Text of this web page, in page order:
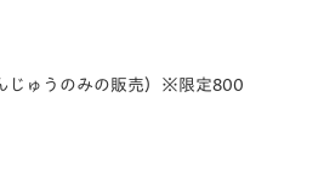
じゅうのみの販売） ※限定800